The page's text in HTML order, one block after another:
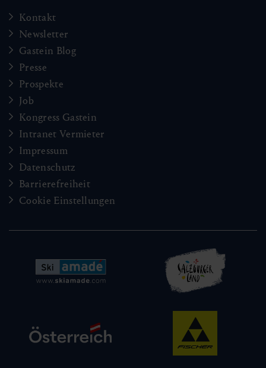
Kontakt
Newsletter
Gastein Blog
Presse
Prospekte
Job
Kongress Gastein
Intranet Vermieter
Impressum
Datenschutz
Barrierefreiheit
Cookie Einstellungen